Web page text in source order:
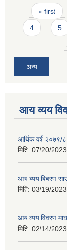
Pages
« first
4 5
अन्य
आय व्यय
आर्थिक वर्ष २०७९/
मिति: 07/20/
आय व्यय विवरण
मिति: 03/19/
आय व्यय विवरण
मिति: 02/14/